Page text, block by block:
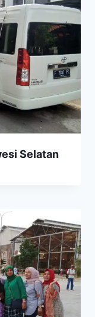
Selatan